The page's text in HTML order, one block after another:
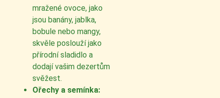
mražené ovoce, jako
jsou banány, jablka,
bobule nebo mangy,
skvěle poslouží jako
přírodní sladidlo a
dodají vašim dezertům
svěžest.
Ořechy a semínka: